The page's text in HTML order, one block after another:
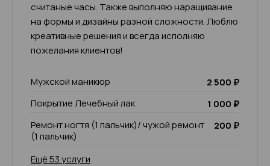
считаные часы. Также выполняю наращивание
на формы и дизайны разной сложности. Люблю
креативные решения и всегда исполняю
пожелания клиентов!
Мужской маникюр
2 500 ₽
Покрытие Лечебный лак
1 000 ₽
Ремонт ногтя (1 пальчик)/ чужой ремонт
(1 пальчик)
200 ₽
Ещё 53 услуги